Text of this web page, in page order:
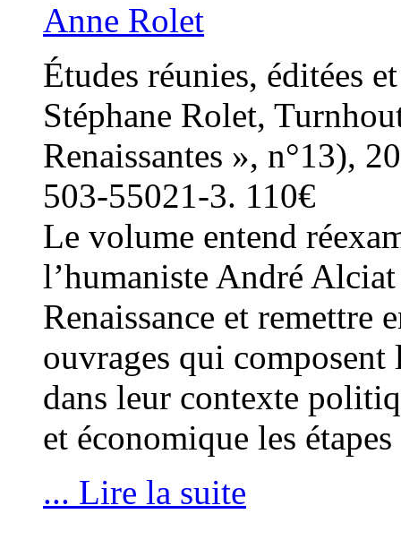
Anne Rolet
Études réunies, éditées
Stéphane Rolet,
Renaissantes », n°13),
503-55021-3. 110€
Le volume entend
l’humaniste André
Renaissance et remettre
ouvrages qui
dans leur contexte
et économique les
... Lire la suite